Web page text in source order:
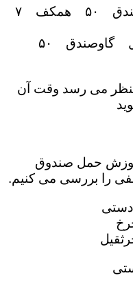
بنظر می رسد وقت آن
حمل صندوق
را بررسی می کنیم.